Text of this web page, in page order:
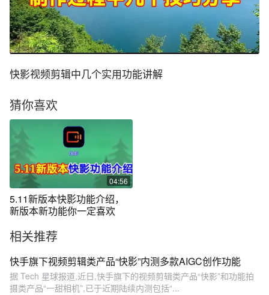
快影视频剪辑中几个实用功能讲解
猜你喜欢
04:56
5.11新版本快影功能介绍，
新版本新功能你一定喜欢
相关推荐
快手旗下视频剪辑类产品“快影”内测多款AIGC创作功能
据 Tech 星球报道,近日,快手旗下的视频剪辑类产品“快影”和功能拍
摄类产品“一甜相机”,已于近期陆续内测包括“...